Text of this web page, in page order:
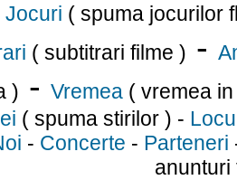
Jocuri ( spuma jocurilor
( subtitrari filme ) -
) - Vremea ( vremea
( spuma stirilor ) -
- Concerte - Parteneri
anunturi